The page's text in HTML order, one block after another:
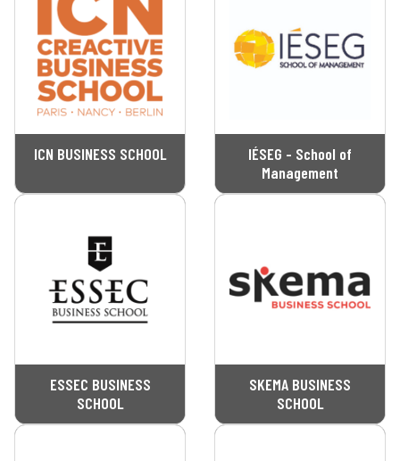
ICN BUSINESS SCHOOL
IÉSEG - School of
Management
ESSEC BUSINESS
SCHOOL
SKEMA BUSINESS
SCHOOL